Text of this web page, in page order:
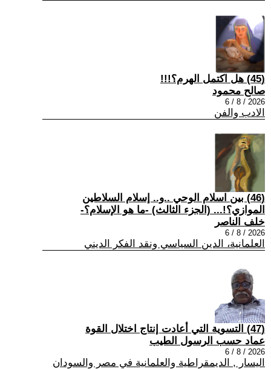
(45) هل اكتمل الهرم؟!!!
صالح محمود
2026 / 8 / 6
الادب والفن
(46) بين اسلام الوحي ..و.. إسلام السلاطين
الموازي؟!... (الجزء الثالث) -ما هو الإسلام؟-
خلف الناصر
2026 / 8 / 6
العلمانية، الدين السياسي ونقد الفكر الديني
(47) التسوية التي أعادت إنتاج اختلال القوة
عماد حسب الرسول الطيب
2026 / 8 / 6
اليسار , الديمقراطية والعلمانية في مصر والسودان